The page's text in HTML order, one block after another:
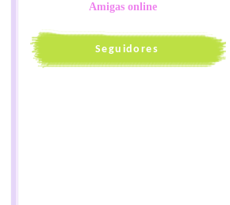
Amigas online
Seguidores